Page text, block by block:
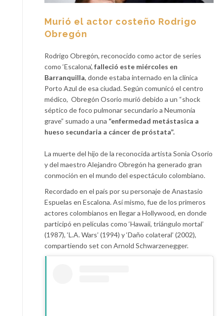
Murió el actor costeño Rodrigo
Obregón
Rodrigo Obregón, reconocido como actor de series
como ‘Escalona’, falleció este miércoles en
Barranquilla, donde estaba internado en la clínica
Porto Azul de esa ciudad. Según comunicó el centro
médico, Obregón Osorio murió debido a un “shock
séptico de foco pulmonar secundario a Neumonía
grave” sumado a una “enfermedad metástasica a
hueso secundaria a cáncer de próstata”.
La muerte del hijo de la reconocida artista Sonia Osorio
y del maestro Alejandro Obregón ha generado gran
conmoción en el mundo del espectáculo colombiano.
Recordado en el país por su personaje de Anastasio
Espuelas en Escalona. Así mismo, fue de los primeros
actores colombianos en llegar a Hollywood, en donde
participó en películas como ‘Hawaii, triángulo mortal’
(1987), ‘L.A. Wars’ (1994) y ‘Daño colateral’ (2002),
compartiendo set con Arnold Schwarzenegger.